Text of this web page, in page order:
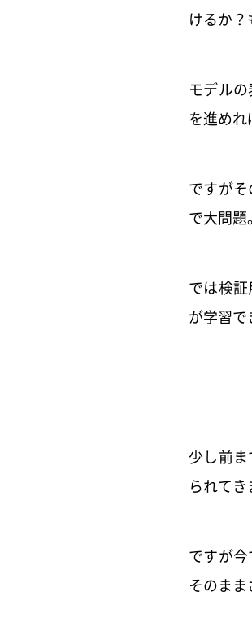
けるか？
モデル
を進め
ですが
で大問題。
では検
が学習
少し前
られてき
ですが
そのま